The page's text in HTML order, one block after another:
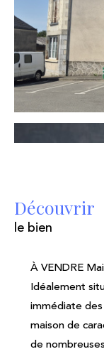
découvrir
le bien
À VENDRE
Idéalement
immédiate
maison de
de